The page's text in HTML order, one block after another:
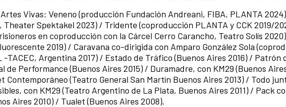
Vivas: Veneno (producción Fundación Andreani, FIBA, PLANTA
Theater Spektakel 2023) / Tridente (coproducción PLANTA y CCK 2019/
en coproducción con la Cárcel Cerro Carancho, Teatro Solís
2019) / Caravana co-dirigida con Amparo González Sola
TACEC, Argentina 2017) / Estado de Tráfico (Buenos Aires 2016) / Patrón
de Performance (Buenos Aires 2015) / Duramadre, con KM29 (Buenos
Contemporáneo (Teatro General San Martín Buenos Aires 2013) / Todo
con KM29 (Teatro Argentino de La Plata, Buenos Aires 2011) / Pack
Aires 2010) / Tualet (Buenos Aires 2008).